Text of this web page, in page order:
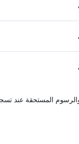
المستحقة عند